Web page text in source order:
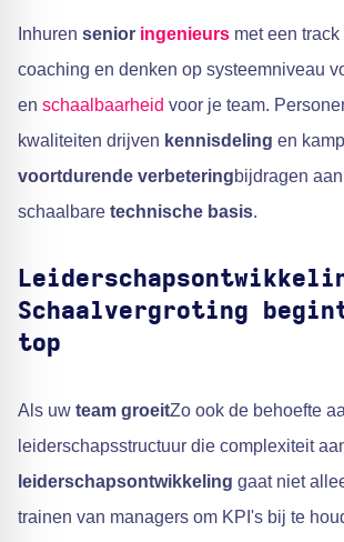
Inhuren senior ingenieurs met een
coaching en denken op systeemniveau
en schaalbaarheid voor je team.
kwaliteiten drijven kennisdeling en
voortdurende verbeteringbijdragen
schaalbare technische basis.
Schaalvergroting
top
Als uw team groeitZo ook de behoefte
leiderschapsstructuur die complexiteit
leiderschapsontwikkeling gaat niet
trainen van managers om KPI's bij te